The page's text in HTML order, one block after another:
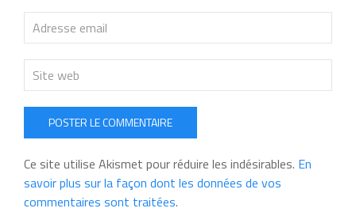
POSTER LE COMMENTAIRE
Ce site utilise Akismet pour réduire les indésirables. En
savoir plus sur la façon dont les données de vos
commentaires sont traitées.